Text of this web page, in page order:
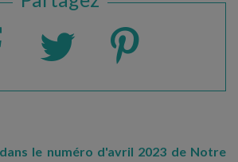
le numéro d'avril 2023 de Notre